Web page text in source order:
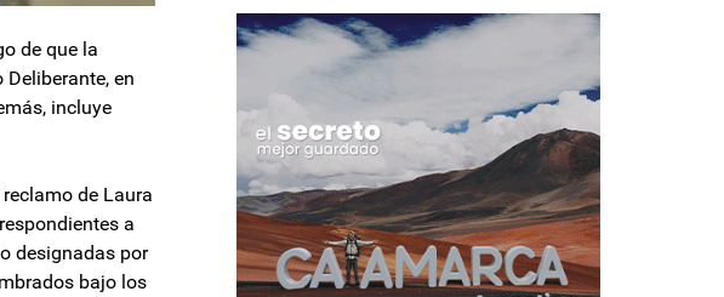
de que la
en
incluye
de Laura
a
designadas por
bajo los